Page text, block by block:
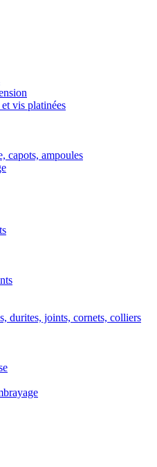
vis platinées
capots, ampoules
durites, joints, cornets, colliers